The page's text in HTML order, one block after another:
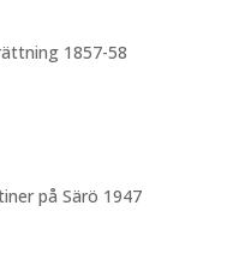
1857-58
på Särö 1947